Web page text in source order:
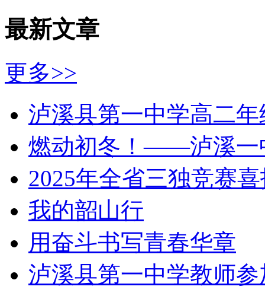
最新文章
更多>>
泸溪县第一中学高二
燃动初冬！——泸溪
2025年全省三独竞赛
我的韶山行
用奋斗书写青春华章
泸溪县第一中学教师